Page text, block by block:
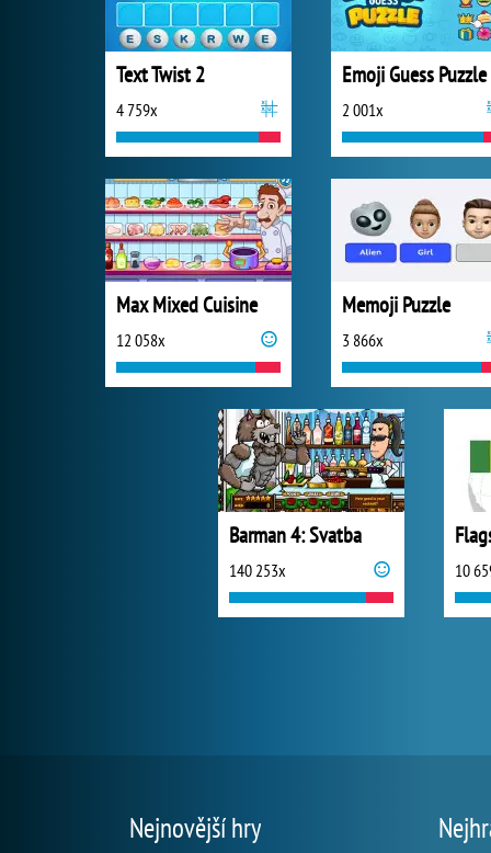
Text Twist 2
4 759x
Emoji Guess Puzzle
2 001x
Max Mixed Cuisine
12 058x
Memoji Puzzle
3 866x
Barman 4: Svatba
140 253x 10
Nejnovější hry